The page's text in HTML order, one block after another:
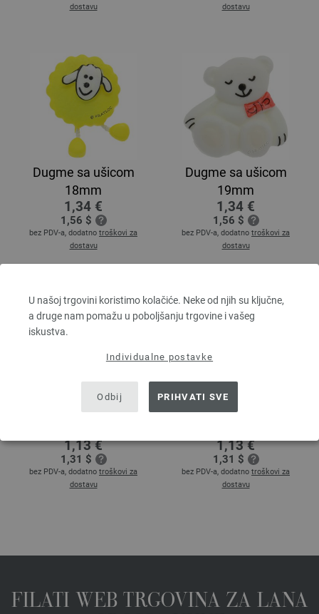
U našoj trgovini koristimo kolačiće. Neke od njih su ključne,
a druge nam pomažu u poboljšanju trgovine i vašeg
iskustva.
Individualne postavke
Odbij PRIHVATI SVE
dostavu
dostavu
Dugme sa ušicom
18mm
1,34 €
1,56 $
bez PDV-a, dodatno troškovi za
dostavu
Dugme sa ušicom
19mm
1,34 €
1,56 $
bez PDV-a, dodatno troškovi za
dostavu
UNION KNOPF
1,13 €
1,31 $
bez PDV-a, dodatno troškovi za
dostavu
UNION KNOPF
1,13 €
1,31 $
bez PDV-a, dodatno troškovi za
dostavu
FILATI WEB TRGOVINA ZA LANA